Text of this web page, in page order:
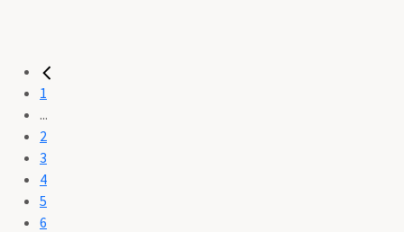
1
...
2
3
4
5
6